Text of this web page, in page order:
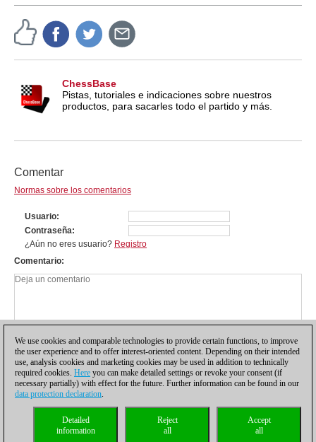
ChessBase
Pistas, tutoriales e indicaciones sobre nuestros
productos, para sacarles todo el partido y más.
Comentar
Normas sobre los comentarios
Usuario
Contraseña
¿Aún no eres usuario? Registro
Comentario
Política de privacidad |Para contactar Cookies Management
Licencias
Compliance Hotline
We use cookies and comparable technologies to provide certain functions, to improve
the user experience and to offer interest-oriented content. Depending on their intended
use, analysis cookies and marketing cookies may be used in addition to technically
required cookies. Here you can make detailed settings or revoke your consent (if
necessary partially) with effect for the future. Further information can be found in our
data protection declaration.
Accept
all
Reject
all
Detailed
information